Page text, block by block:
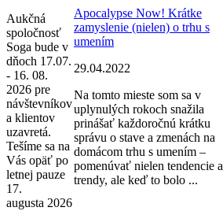
Aukčná
spoločnosť
Soga bude v
dňoch 17.07.
- 16. 08.
2026 pre
návštevníkov
a klientov
uzavretá.
Tešíme sa na
Vás opäť po
letnej pauze
17.
augusta 2026
Apocalypse Now! Krátke
zamyslenie (nielen) o trhu s
umením
29.04.2022
Na tomto mieste som sa v
uplynulých rokoch snažila
prinášať každoročnú krátku
správu o stave a zmenách na
domácom trhu s umením –
pomenúvať nielen tendencie a
trendy, ale keď to bolo ...